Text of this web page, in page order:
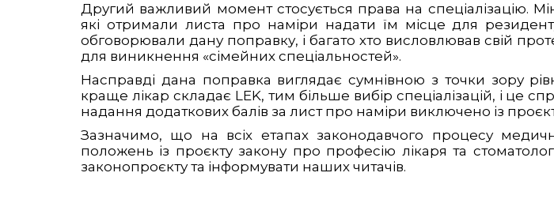
Другий важливий момент стосується права на спеціалізацію.
які отримали листа про наміри надати їм місце для
обговорювали дану поправку, і багато хто висловлював свій
для виникнення «сімейних спеціальностей».
Насправді дана поправка виглядає сумнівною з точки зору
краще лікар складає LEK, тим більше вибір спеціалізацій, і
надання додаткових балів за лист про наміри виключено із
Зазначимо, що на всіх етапах законодавчого процесу
положень із проєкту закону про професію лікаря та
законопроєкту та інформувати наших читачів.